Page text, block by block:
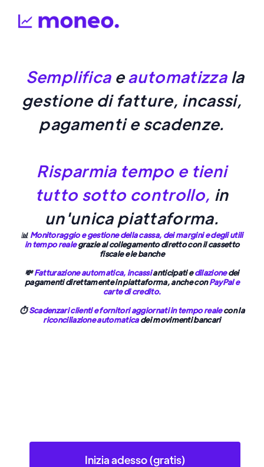
Semplifica eautomatizzala
gestione di fatture, incassi,
pagamenti e scadenze.
Risparmia tempo e tieni
tutto sotto controllo, in
un'unica piattaforma.
📊 Monitoraggio e gestione della cassa, dei margini e degli utili
in tempo realegrazie al collegamento diretto con il cassetto
fiscale e le banche
💸Fatturazione automatica, incassianticipatie dilazionedei
pagamenti direttamente in piattaforma, anche conPayPal e
carte di credito.
⏱️Scadenzari clienti e fornitori aggiornati in tempo realecon la
riconciliazione automaticadei movimenti bancari
Inizia adesso (gratis)